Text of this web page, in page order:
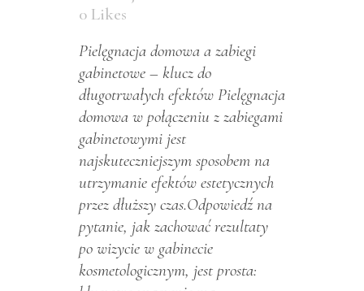
0 Likes
Pielęgnacja domowa a zabiegi
gabinetowe – klucz do
długotrwałych efektów Pielęgnacja
domowa w połączeniu z zabiegami
gabinetowymi jest
najskuteczniejszym sposobem na
utrzymanie efektów estetycznych
przez dłuższy czas.Odpowiedź na
pytanie, jak zachować rezultaty
po wizycie w gabinecie
kosmetologicznym, jest prosta: